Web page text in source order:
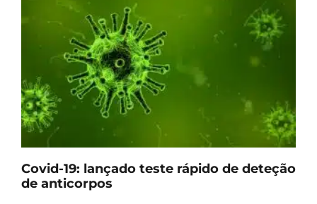
Covid-19: lançado teste rápido de deteção
de anticorpos